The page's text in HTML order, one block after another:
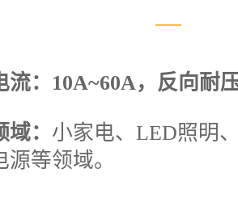
流：10A~60A，反向耐
： 小家电、LED照明
源等领域。